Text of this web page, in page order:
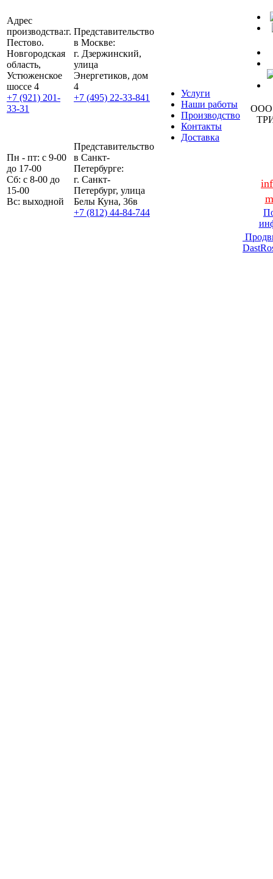
Адрес
производства:г.
Пестово.
Новгородская
область,
Устюженское
шоссе 4
+7 (921) 201-
33-31
Представительство
в Москве:
г. Дзержинский,
улица
Энергетиков, дом
4
+7 (495) 22-33-841
Услуги
Наши работы
Производство
Контакты
Доставка
ООО
Пн - пт: с 9-00
до 17-00
Сб: с 8-00 до
15-00
Вс: выходной
Представительство
в Санкт-
Петербурге:
г. Санкт-
Петербург, улица
Белы Куна, 36в
+7 (812) 44-84-744